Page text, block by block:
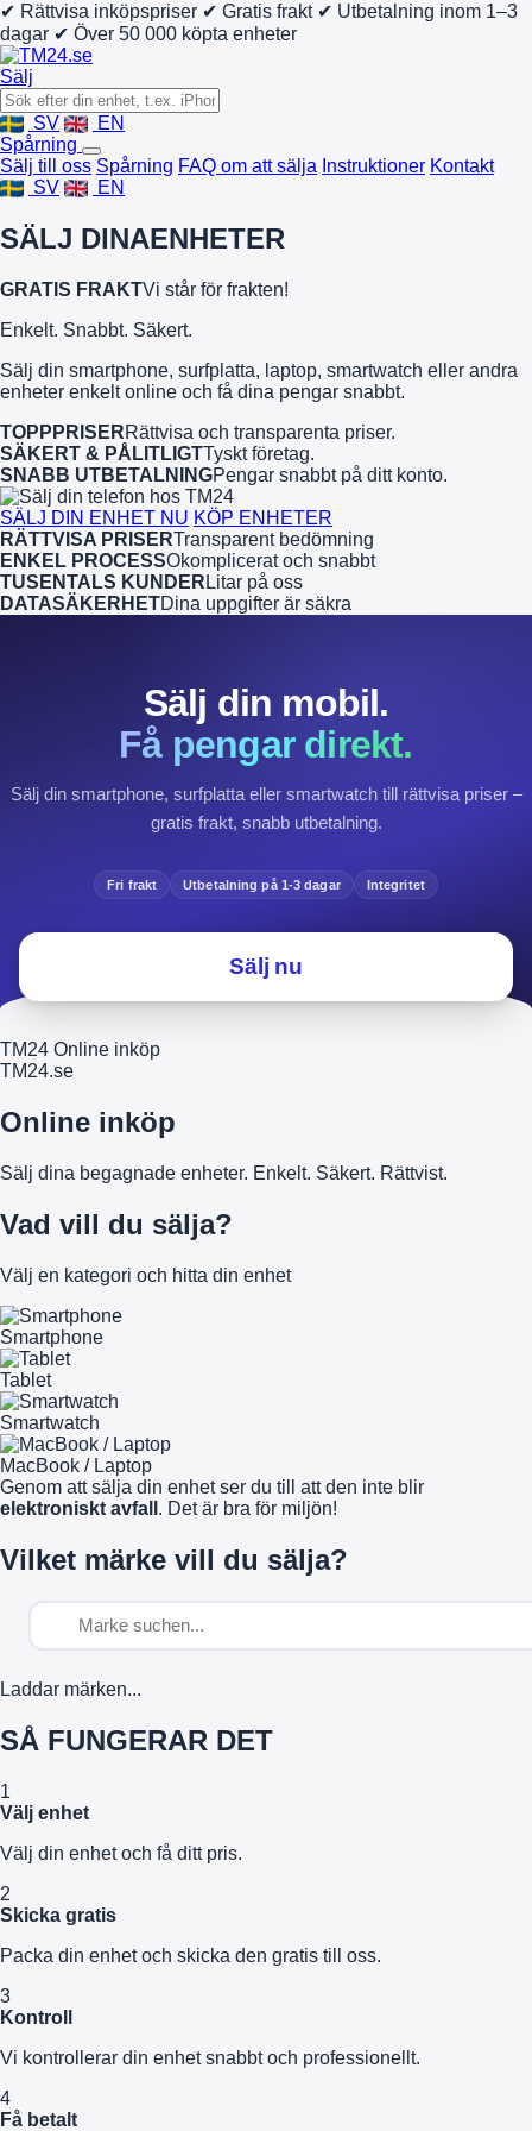
✔ Rättvisa inköpspriser ✔ Gratis frakt ✔ Utbetalning inom 1–3
dagar ✔ Över 50 000 köpta enheter
Sälj
SV
EN
Spårning
Sälj till oss Spårning FAQ om att sälja Instruktioner Kontakt
SV
EN
SÄLJ DINAENHETER
GRATIS FRAKTVi står för frakten!
Enkelt. Snabbt. Säkert.
Sälj din smartphone, surfplatta, laptop, smartwatch eller andra
enheter enkelt online och få dina pengar snabbt.
TOPPPRISERRättvisa och transparenta priser.
SÄKERT & PÅLITLIGTTyskt företag.
SNABB UTBETALNINGPengar snabbt på ditt konto.
SÄLJ DIN ENHET NU KÖP ENHETER
RÄTTVISA PRISERTransparent bedömning
ENKEL PROCESSOkomplicerat och snabbt
TUSENTALS KUNDER Litar på oss
DATASÄKERHETDina uppgifter är säkra
Sälj din mobil.
Få pengar direkt.
Sälj din smartphone, surfplatta eller smartwatch till rättvisa priser –
gratis frakt, snabb utbetalning.
Fri frakt Utbetalning på 1-3 dagar Integritet
Sälj nu
TM24 Online inköp
TM24.se
Online inköp
Sälj dina begagnade enheter. Enkelt. Säkert. Rättvist.
Vad vill du sälja?
Välj en kategori och hitta din enhet
Smartphone
Tablet
Smartwatch
MacBook / Laptop
Genom att sälja din enhet ser du till att den inte blir
elektroniskt avfall . Det är bra för miljön!
Vilket märke vill du sälja?
Laddar märken...
SÅ FUNGERAR DET
1
Välj enhet
Välj din enhet och få ditt pris.
2
Skicka gratis
Packa din enhet och skicka den gratis till oss.
3
Kontroll
Vi kontrollerar din enhet snabbt och professionellt.
4
Få betalt